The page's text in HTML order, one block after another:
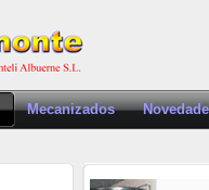
Mecanizados